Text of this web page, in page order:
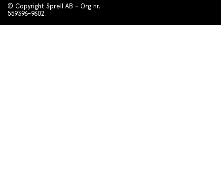
© Copyright Sprell AB - Org nr.
559396-9602.